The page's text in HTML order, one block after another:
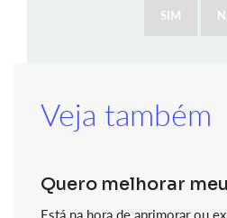
SIM
Veja também
Quero melhorar